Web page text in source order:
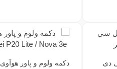
دی
دکمه ولوم و پاور هوآوی